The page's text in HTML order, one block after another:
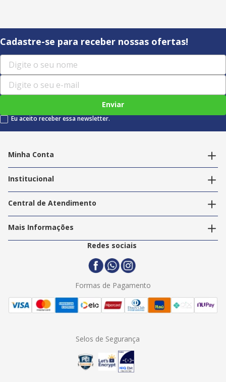
Cadastre-se para receber nossas ofertas!
Enviar
Eu aceito receber essa newsletter.
Minha Conta
Editar endereços
Institucional
Nossas Lojas
Trabalhe Conosco
Central de Atendimento
Política de Privacidade
Termos e Condições
Politica de Entrega
Mais Informações
2ª Via Nota Fiscal
Redes sociais
Formas de Pagamento
Selos de Segurança